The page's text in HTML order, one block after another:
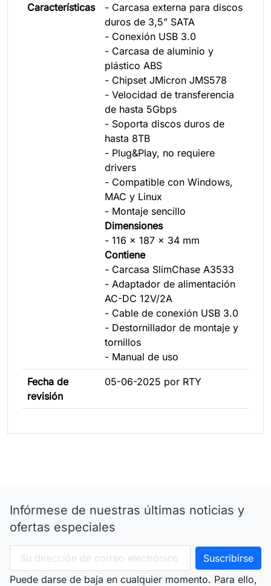
Características
- Carcasa externa para discos
duros de 3,5” SATA
- Conexión USB 3.0
- Carcasa de aluminio y
plástico ABS
- Chipset JMicron JMS578
- Velocidad de transferencia
de hasta 5Gbps
- Soporta discos duros de
hasta 8TB
- Plug&Play, no requiere
drivers
- Compatible con Windows,
MAC y Linux
- Montaje sencillo
Dimensiones
- 116 x 187 x 34 mm
Contiene
- Carcasa SlimChase A3533
- Adaptador de alimentación
AC-DC 12V/2A
- Cable de conexión USB 3.0
- Destornillador de montaje y
tornillos
- Manual de uso
Fecha de
revisión
05-06-2025 por RTY
Infórmese de nuestras últimas noticias y
ofertas especiales
Puede darse de baja en cualquier momento. Para ello,